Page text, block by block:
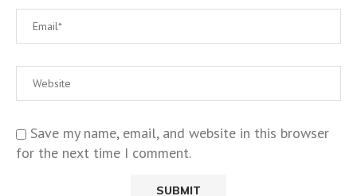
Save my name, email, and website in this browser
for the next time I comment.